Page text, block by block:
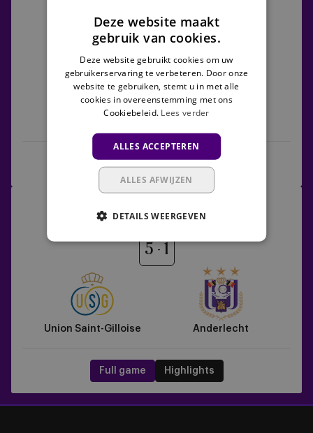
3 1
Full game Highlights
Jupiler Pro League
Union Saint-Gilloise
5 1
Anderlecht
Full game Highlights
Deze website maakt
gebruik van cookies.
Deze website gebruikt cookies om uw
gebruikerservaring te verbeteren. Door onze
website te gebruiken, stemt u in met alle
cookies in overeenstemming met ons
Cookiebeleid. Lees verder
ALLES ACCEPTEREN
ALLES AFWIJZEN
DETAILS WEERGEVEN